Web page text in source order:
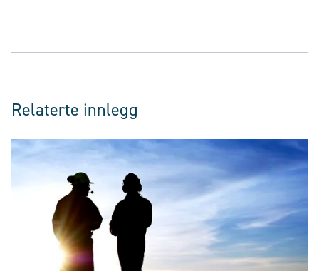
Relaterte innlegg